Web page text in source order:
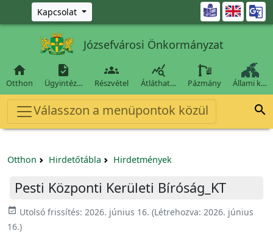
Ugrás a fő tartalomra
Kapcsolat 
Józsefvárosi Önkormányzat

Otthon

Ügyintéz…

Részvétel

Átláthat… Pázmány Állami k…
Válasszon a menüpontok közül 
Otthon Hirdetőtábla Hirdetmények
Pesti Központi Kerületi Bíróság_KT
event_available Utolsó frissítés: 2026. június 16. (Létrehozva: 2026. június
16.)